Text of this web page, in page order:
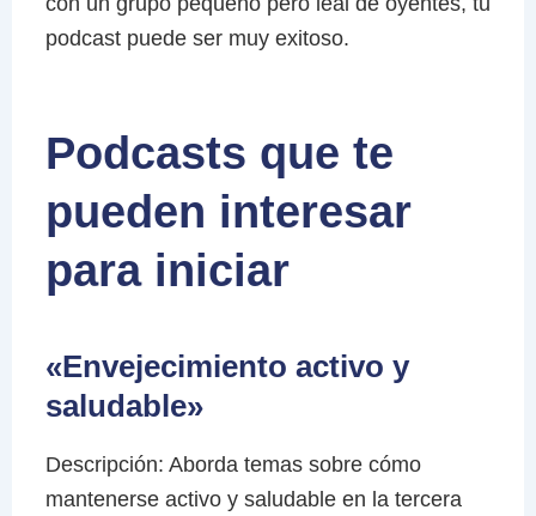
podcast puede ser muy exitoso.
Podcasts que te
pueden interesar
para iniciar
«Envejecimiento activo y
saludable»
Descripción: Aborda temas sobre cómo
mantenerse activo y saludable en la tercera